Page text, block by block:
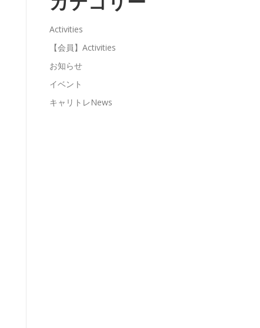
Activities
【会員】Activities
お知らせ
イベント
キャリトレNews